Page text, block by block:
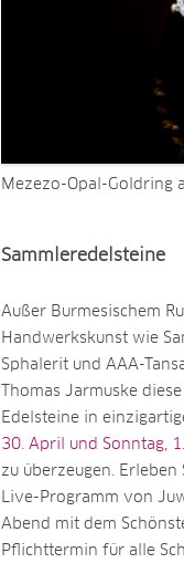
Mezezo-Opal-Goldring
Sammleredelsteine
Außer Burmesischem
Handwerkskunst wie
Sphalerit und AAA-
Thomas Jarmuske
Edelsteine in
30. April und Sonntag,
zu überzeugen.
Live-Programm von
Abend mit dem
Pflichttermin für alle